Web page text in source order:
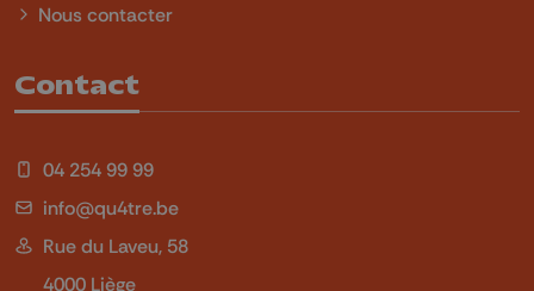
Nous contacter
Contact
04 254 99 99
info@qu4tre.be
Rue du Laveu, 58
4000 Liège